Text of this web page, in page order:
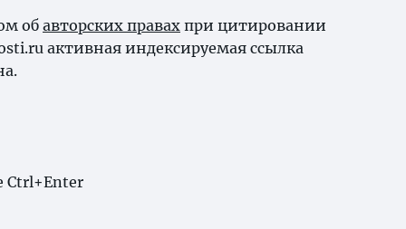
об авторских правах при цитировании
активная индексируемая ссылка
Ctrl+Enter